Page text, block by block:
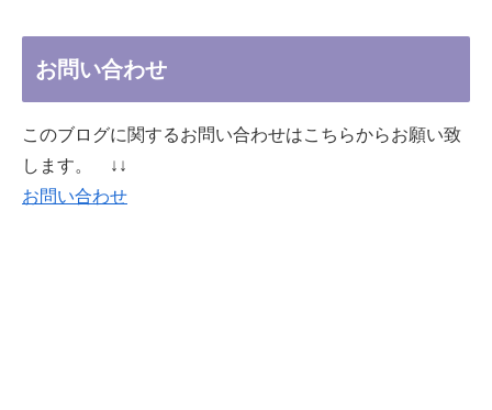
お問い合わせ
このブログに関するお問い合わせはこちらからお願い致
します。 ↓↓
お問い合わせ